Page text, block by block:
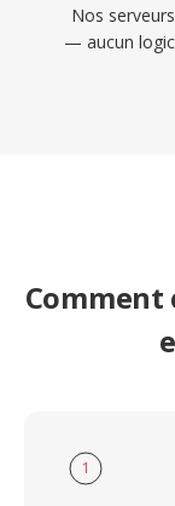
Nos
— aucun
1